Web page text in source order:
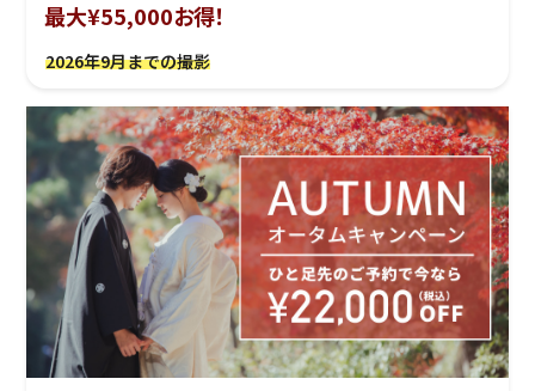
最大¥55,000お得！
2026年9月までの撮影